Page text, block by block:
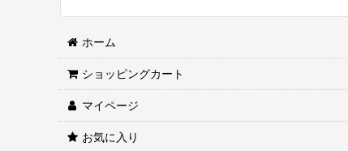
ホーム
ショッピングカート
マイページ
お気に入り